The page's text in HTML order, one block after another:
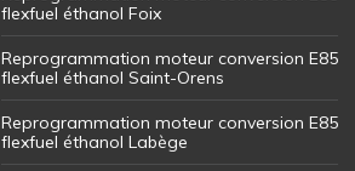
flexfuel éthanol Foix
Reprogrammation moteur conversion E85
flexfuel éthanol Saint-Orens
Reprogrammation moteur conversion E85
flexfuel éthanol Labège